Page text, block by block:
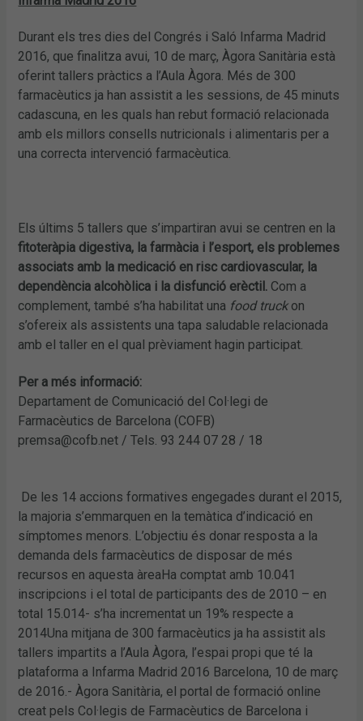
Durant els tres dies del Congrés i Saló Infarma Madrid
2016, que finalitza avui, 10 de març, Àgora Sanitària està
oferint tallers pràctics a l’Aula Àgora. Més de 300
farmacèutics ja han assistit a les sessions, de 45 minuts
cadascuna, en les quals han rebut formació relacionada
amb els millors consells nutricionals i alimentaris per a
una correcta intervenció farmacèutica.
Els últims 5 tallers que s’impartiran avui se centren en la
fitoteràpia digestiva, la farmàcia i l’esport, els problemes
associats amb la medicació en risc cardiovascular, la
dependència alcohòlica i la disfunció erèctil. Com a
complement, també s’ha habilitat una food truckon
s’ofereix als assistents una tapa saludable relacionada
amb el taller en el qual prèviament hagin participat.
Per a més informació:
Departament de Comunicació del Col·legi de
Farmacèutics de Barcelona (COFB)
premsa@cofb.net / Tels. 93 244 07 28 / 18
De les 14 accions formatives engegades durant el 2015,
la majoria s’emmarquen en la temàtica d’indicació en
símptomes menors. L’objectiu és donar resposta a la
demanda dels farmacèutics de disposar de més
recursos en aquesta àreaHa comptat amb 10.041
inscripcions i el total de participants des de 2010 – en
total 15.014- s’ha incrementat un 19% respecte a
2014Una mitjana de 300 farmacèutics ja ha assistit als
tallers impartits a l’Aula Àgora, l’espai propi que té la
plataforma a Infarma Madrid 2016 Barcelona, 10 de març
de 2016.- Àgora Sanitària, el portal de formació online
creat pels Col·legis de Farmacèutics de Barcelona i